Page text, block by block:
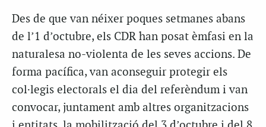
Des de que van néixer poques setmanes abans
de l’1 d’octubre, els CDR han posat èmfasi en la
naturalesa no-violenta de les seves accions. De
forma pacífica, van aconseguir protegir els
col·legis electorals el dia del referèndum i van
convocar, juntament amb altres organitzacions